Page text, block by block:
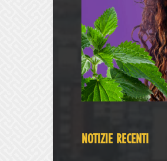
NOTIZIE RECENTI